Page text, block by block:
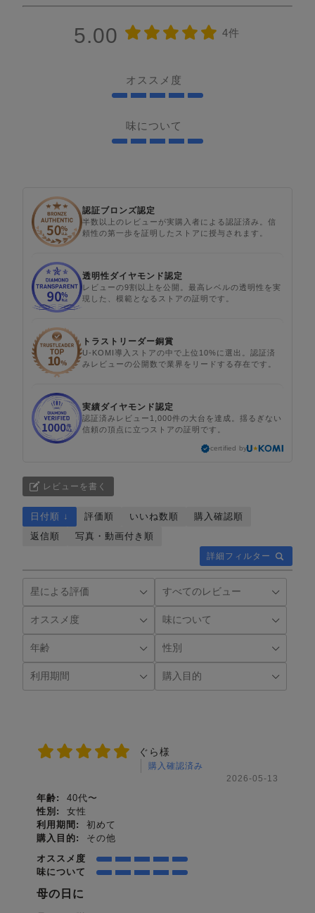
5.00 4件
オススメ度
味について
認証ブロンズ認定
半数以上のレビューが実購入者による認証済み。信
頼性の第一歩を証明したストアに授与されます。
透明性ダイヤモンド認定
レビューの9割以上を公開。最高レベルの透明性を実
現した、模範となるストアの証明です。
トラストリーダー銅賞
U-KOMI導入ストアの中で上位10%に選出。認証済
みレビューの公開数で業界をリードする存在です。
実績ダイヤモンド認定
認証済みレビュー1,000件の大台を達成。揺るぎない
信頼の頂点に立つストアの証明です。
certified by
レビューを書く
詳細フィルター
日付順 ↓ 評価順 いいね数順
購入確認順
返信順
写真・動画付き順
ぐら様
購入確認済み
2026-05-13
年齢:
40代〜
性別:
女性
利用期間:
初めて
購入目的:
その他
オススメ度
味について
母の日に